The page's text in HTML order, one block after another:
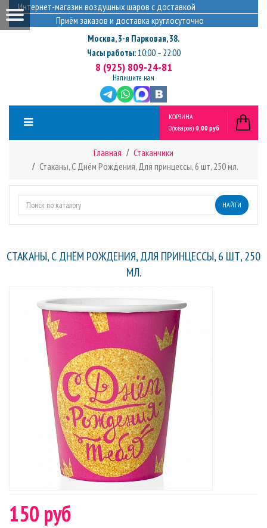
Интернет-магазин воздушных шаров с доставкой
Приём заказов и доставка круглосуточно
Москва,3-я Парковая, 38.
Часы работы:10:00 – 22:00
8 (925) 809-24-81
Напишите нам
КОРЗИНА
0(товаров) 0,00 руб
Главная
Стаканчики
Стаканы, С Днём Рождения, Для принцессы, 6 шт, 250 мл.
НАЙТИ
СТАКАНЫ, С ДНЁМ РОЖДЕНИЯ, ДЛЯ ПРИНЦЕССЫ, 6 ШТ, 250
МЛ.
150 руб